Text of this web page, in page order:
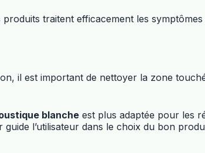
traitent efficacement les symptômes
il est important de nettoyer la zone
blanche est plus adaptée pour les
l’utilisateur dans le choix du bon